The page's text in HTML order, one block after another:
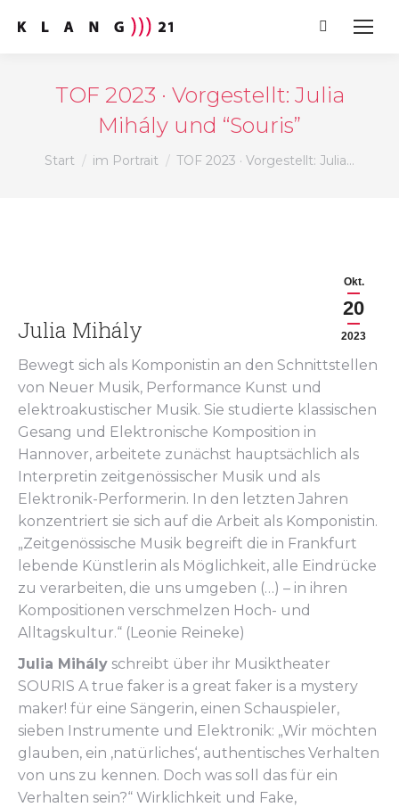
Search:
TOF 2023 · Vorgestellt: Julia
Mihály und “Souris”
Sie befinden sich hier:
Start im Portrait TOF 2023 · Vorgestellt: Julia…
Okt.
20
2023
Julia Mihály
Bewegt sich als Komponistin an den Schnittstellen
von Neuer Musik, Performance Kunst und
elektroakustischer Musik. Sie studierte klassischen
Gesang und Elektronische Komposition in
Hannover, arbeitete zunächst hauptsächlich als
Interpretin zeitgenössischer Musik und als
Elektronik-Performerin. In den letzten Jahren
konzentriert sie sich auf die Arbeit als Komponistin.
„Zeitgenössische Musik begreift die in Frankfurt
lebende Künstlerin als Möglichkeit, alle Eindrücke
zu verarbeiten, die uns umgeben (…) – in ihren
Kompositionen verschmelzen Hoch- und
Alltagskultur.“ (Leonie Reineke)
Julia Mihály schreibt über ihr Musiktheater
SOURIS A true faker is a great faker is a mystery
maker! für eine Sängerin, einen Schauspieler,
sieben Instrumente und Elektronik: „Wir möchten
glauben, ein ‚natürliches‘, authentisches Verhalten
von uns zu kennen. Doch was soll das für ein
Verhalten sein?“ Wirklichkeit und Fake,